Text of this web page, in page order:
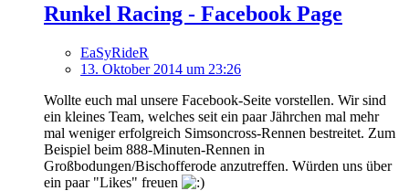
Runkel Racing - Facebook Page
EaSyRideR
13. Oktober 2014 um 23:26
Wollte euch mal unsere Facebook-Seite vorstellen. Wir sind
ein kleines Team, welches seit ein paar Jährchen mal mehr
mal weniger erfolgreich Simsoncross-Rennen bestreitet. Zum
Beispiel beim 888-Minuten-Rennen in
Großbodungen/Bischofferode anzutreffen. Würden uns über
ein paar "Likes" freuen